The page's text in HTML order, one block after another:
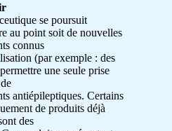
se poursuit
au point soit de nouvelles
connus
(par exemple : des
une seule prise
antiépileptiques. Certains
de produits déjà
des